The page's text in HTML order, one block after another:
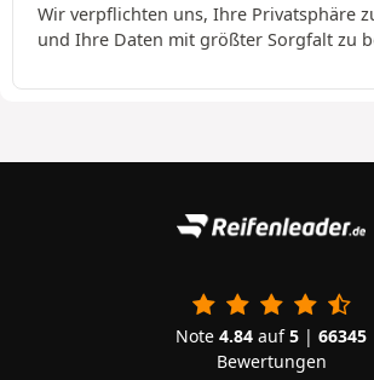
Wir verpflichten uns, Ihre Privatsphäre
und Ihre Daten mit größter Sorgfalt zu
Note 4.84 auf5 | 66345
Bewertungen